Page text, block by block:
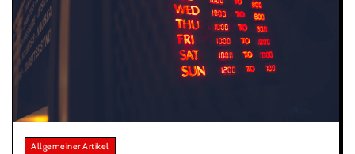
Allgemeiner Artikel